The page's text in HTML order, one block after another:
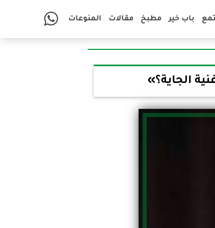
باب خير مطبخ مقالات المنوعات
الجاية؟»